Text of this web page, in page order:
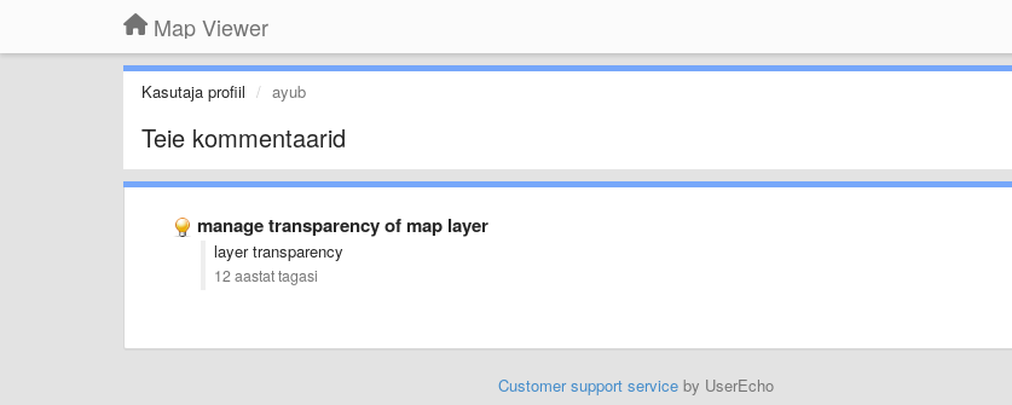
Map Viewer
Kasutaja profiil ayub
Teie kommentaarid
manage transparency of map layer
layer transparency
12 aastat tagasi
Customer support serviceby UserEcho